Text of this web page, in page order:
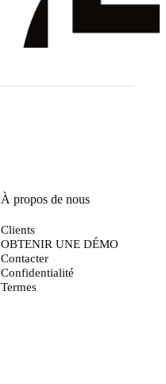
À propos de nous
Clients
OBTENIR UNE DÉMO
Contacter
Confidentialité
Termes